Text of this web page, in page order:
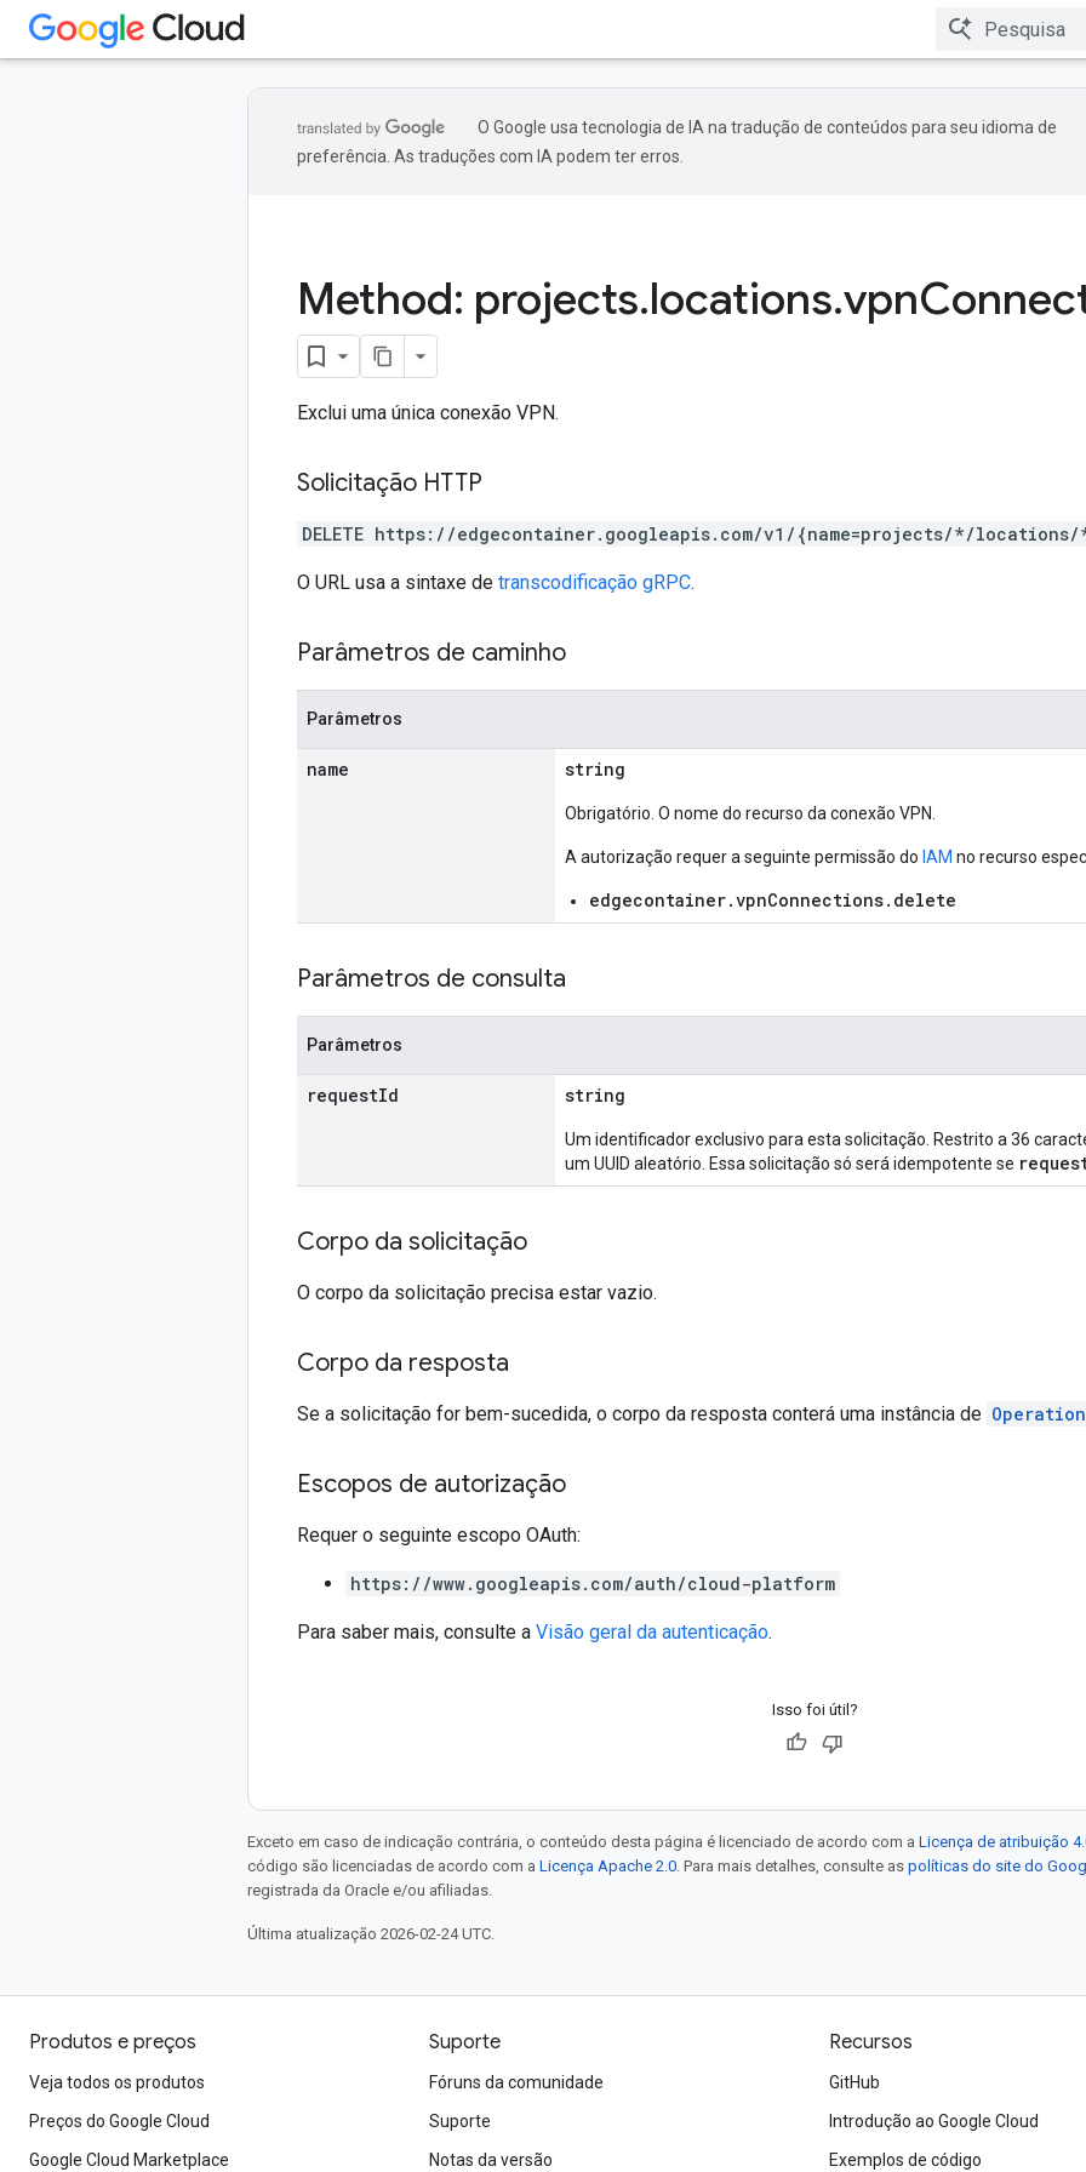
O Google usa tecnologia de IA na tradução de conteúdos para seu idioma de
preferência. As traduções com IA podem ter erros.
Method: projects.locations.vpn
Exclui uma única conexão VPN.
Solicitação HTTP
DELETE https://edgecontainer.googleapis.com/v1/{name=projects/*/locations/
O URL usa a sintaxe de transcodificação gRPC.
Parâmetros de caminho
Parâmetros
name string
Obrigatório. O nome do recurso da conexão VPN.
A autorização requer a seguinte permissão do IAM no recurso
edgecontainer.vpnConnections.delete
Parâmetros de consulta
Parâmetros
requestId string
Um identificador exclusivo para esta solicitação. Restrito a 36
um UUID aleatório. Essa solicitação só será idempotente se
Corpo da solicitação
O corpo da solicitação precisa estar vazio.
Corpo da resposta
Se a solicitação for bem-sucedida, o corpo da resposta conterá uma instância de Operation
Escopos de autorização
Requer o seguinte escopo OAuth:
https://www.googleapis.com/auth/cloud-platform
Para saber mais, consulte a Visão geral da autenticação.
Isso foi útil?
Exceto em caso de indicação contrária, o conteúdo desta página é licenciado de acordo com a Licença de atribuição
código são licenciadas de acordo com a Licença Apache 2.0. Para mais detalhes, consulte as políticas do site do
registrada da Oracle e/ou afiliadas.
Última atualização 2026-02-24 UTC.
Produtos e preços
Veja todos os produtos
Preços do Google Cloud
Google Cloud Marketplace
Suporte
Fóruns da comunidade
Suporte
Notas da versão
Recursos
GitHub
Introdução ao Google Cloud
Exemplos de código